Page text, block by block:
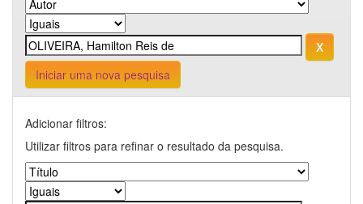
Iniciar uma nova pesquisa
Adicionar filtros:
Utilizar filtros para refinar o resultado da pesquisa.